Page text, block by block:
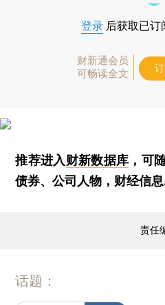
登录 后获取已订
财新通会员
可畅读全文
推荐进入财新数据库 ，可
债券、公司人物，财经信息
责任
话题：